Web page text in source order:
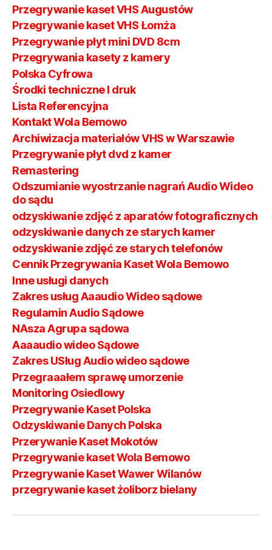
Przegrywanie kaset VHS Augustów
Przegrywanie kaset VHS Łomża
Przegrywanie płyt mini DVD 8cm
Przegrywania kasety z kamery
Polska Cyfrowa
Środki techniczne I druk
Lista Referencyjna
Kontakt Wola Bemowo
Archiwizacja materiałów VHS w Warszawie
Przegrywanie płyt dvd z kamer
Remastering
Odszumianie wyostrzanie nagrań Audio Wideo
do sądu
odzyskiwanie zdjęć z aparatów fotograficznych
odzyskiwanie danych ze starych kamer
odzyskiwanie zdjęć ze starych telefonów
Cennik Przegrywania Kaset Wola Bemowo
Inne usługi danych
Zakres usług Aaaudio Wideo sądowe
Regulamin Audio Sądowe
NAsza Agrupa sądowa
Aaaaudio wideo Sądowe
Zakres USług Audio wideo sądowe
Przegraaałem sprawę umorzenie
Monitoring Osiedlowy
Przegrywanie Kaset Polska
Odzyskiwanie Danych Polska
Przerywanie Kaset Mokotów
Przegrywanie kaset Wola Bemowo
Przegrywanie Kaset Wawer Wilanów
przegrywanie kaset żoliborz bielany